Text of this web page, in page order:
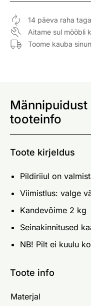
14 päeva raha
Aitame sul mööbli
Toome kauba
Männipuidust
tooteinfo
Toote kirjeldus
Pildiriiul on
Viimistlus: valge
Kandevõime 2 kg
Seinakinnitused
NB! Pilt ei kuulu
Toote info
Materjal